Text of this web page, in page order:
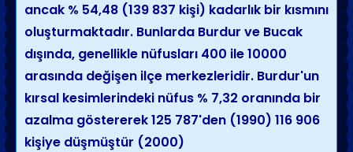
ancak % 54,48 (139 837 kişi) kadarlık bir kısmını
oluşturmaktadır. Bunlarda Burdur ve Bucak
dışında, genellikle nüfusları 400 ile 10000
arasında değişen ilçe merkezleridir. Burdur'un
kırsal kesimlerindeki nüfus % 7,32 oranında bir
azalma göstererek 125 787'den (1990) 116 906
kişiye düşmüştür (2000)